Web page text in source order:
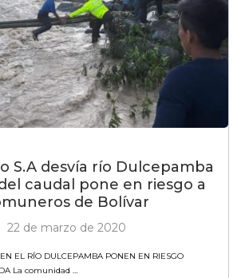
S.A desvía río Dulcepamba
caudal pone en riesgo a
de Bolívar
22 de marzo de 2020
EL RÍO DULCEPAMBA PONEN EN RIESGO
La comunidad …